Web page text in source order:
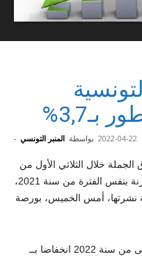
بواسطة المنبر التونسي - 2022-04-22
خلال الثلاثي الأول من
سنة 2022 تطورا بنسبة 3،7 بالمائة مقارنة بنفس الفترة من سنة 2021،
نشرتها، أمس الخميس، بورصة
وسجلت أعباء الشركة خلال الثلاثية الأولى من سنة 2022 انخفاضا بــ